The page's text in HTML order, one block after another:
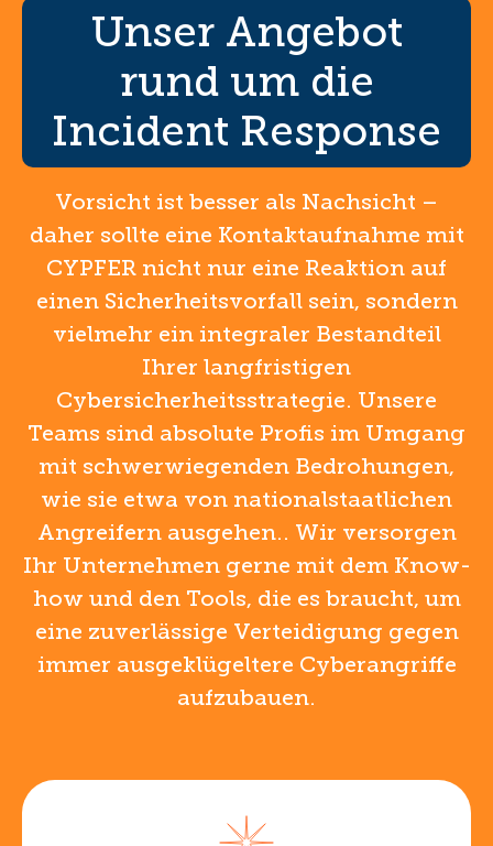
Unser Angebot
rund um die
Incident Response
Vorsicht ist besser als Nachsicht –
daher sollte eine Kontaktaufnahme mit
CYPFER nicht nur eine Reaktion auf
einen Sicherheitsvorfall sein, sondern
vielmehr ein integraler Bestandteil
Ihrer langfristigen
Cybersicherheitsstrategie. Unsere
Teams sind absolute Profis im Umgang
mit schwerwiegenden Bedrohungen,
wie sie etwa von nationalstaatlichen
Angreifern ausgehen.. Wir versorgen
Ihr Unternehmen gerne mit dem Know-
how und den Tools, die es braucht, um
eine zuverlässige Verteidigung gegen
immer ausgeklügeltere Cyberangriffe
aufzubauen.